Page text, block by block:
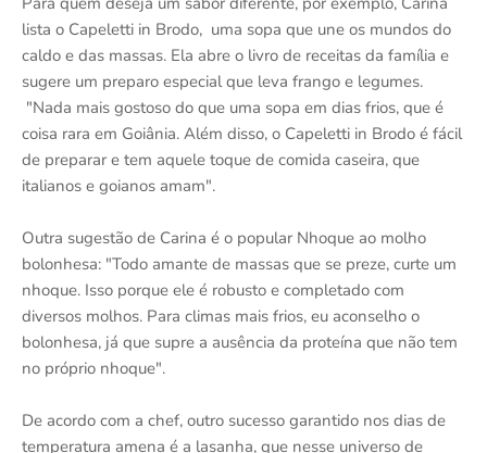
lista o Capeletti in Brodo, uma sopa que une os mundos do
caldo e das massas. Ela abre o livro de receitas da família e
sugere um preparo especial que leva frango e legumes.
"Nada mais gostoso do que uma sopa em dias frios, que é
coisa rara em Goiânia. Além disso, o Capeletti in Brodo é fácil
de preparar e tem aquele toque de comida caseira, que
italianos e goianos amam".
Outra sugestão de Carina é o popular Nhoque ao molho
bolonhesa: "Todo amante de massas que se preze, curte um
nhoque. Isso porque ele é robusto e completado com
diversos molhos. Para climas mais frios, eu aconselho o
bolonhesa, já que supre a ausência da proteína que não tem
no próprio nhoque".
De acordo com a chef, outro sucesso garantido nos dias de
temperatura amena é a lasanha, que nesse universo de